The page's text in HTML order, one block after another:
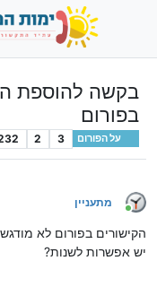
בקשה להוספת
בפורום
על הפורום 3
2
מחובר
מתעניין
הקישורים בפורום לא
יש אפשרות לשנות?